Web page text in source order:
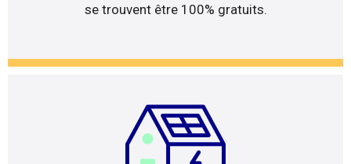
se trouvent être 100% gratuits.